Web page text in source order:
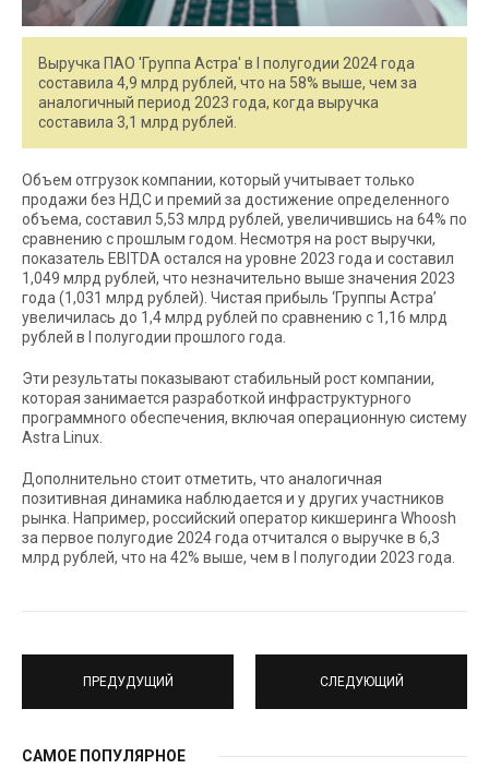
Выручка ПАО 'Группа Астра' в I полугодии 2024 года
составила 4,9 млрд рублей, что на 58% выше, чем за
аналогичный период 2023 года, когда выручка
составила 3,1 млрд рублей.
Объем отгрузок компании, который учитывает только
продажи без НДС и премий за достижение определенного
объема, составил 5,53 млрд рублей, увеличившись на 64% по
сравнению с прошлым годом. Несмотря на рост выручки,
показатель EBITDA остался на уровне 2023 года и составил
1,049 млрд рублей, что незначительно выше значения 2023
года (1,031 млрд рублей). Чистая прибыль ‘Группы Астра’
увеличилась до 1,4 млрд рублей по сравнению с 1,16 млрд
рублей в I полугодии прошлого года.
Эти результаты показывают стабильный рост компании,
которая занимается разработкой инфраструктурного
программного обеспечения, включая операционную систему
Astra Linux.
Дополнительно стоит отметить, что аналогичная
позитивная динамика наблюдается и у других участников
рынка. Например, российский оператор кикшеринга Whoosh
за первое полугодие 2024 года отчитался о выручке в 6,3
млрд рублей, что на 42% выше, чем в I полугодии 2023 года.
ПРЕДУДУЩИЙ СЛЕДУЮЩИЙ
САМОЕ ПОПУЛЯРНОЕ